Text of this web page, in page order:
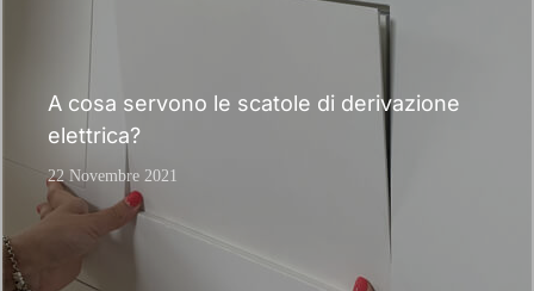
A cosa servono le scatole di derivazione
elettrica?
22 Novembre 2021